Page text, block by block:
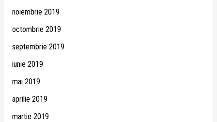
noiembrie 2019
octombrie 2019
septembrie 2019
iunie 2019
mai 2019
aprilie 2019
martie 2019